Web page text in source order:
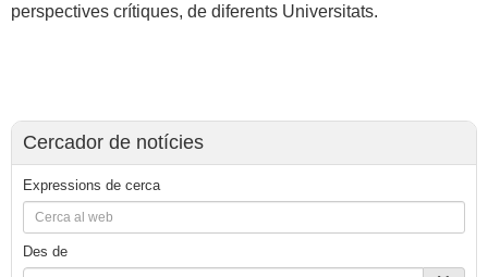
perspectives crítiques, de diferents Universitats.
Cercador de notícies
Expressions de cerca
Des de